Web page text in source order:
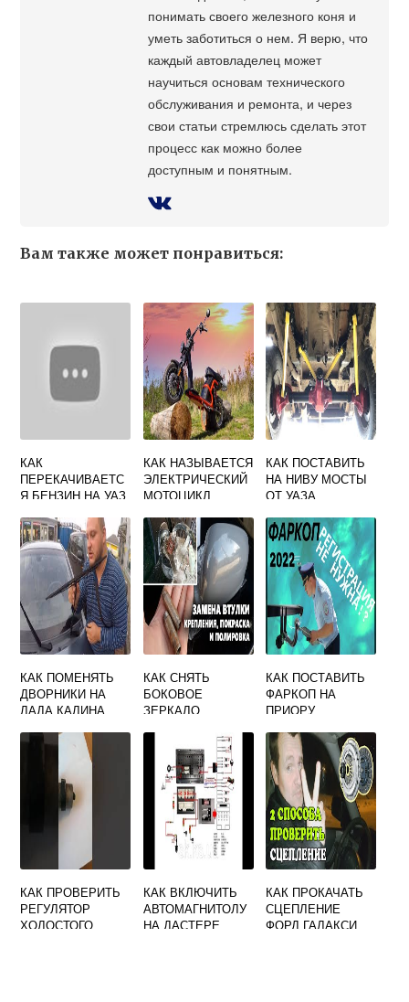
понимать своего железного коня и
уметь заботиться о нем. Я верю, что
каждый автовладелец может
научиться основам технического
обслуживания и ремонта, и через
свои статьи стремлюсь сделать этот
процесс как можно более
доступным и понятным.
Вам также может понравиться:
КАК
ПЕРЕКАЧИВАЕТС
Я БЕНЗИН НА УАЗ
ИНЖЕКТОР ИЗ
БАКА В БАК
КАК НАЗЫВАЕТСЯ
ЭЛЕКТРИЧЕСКИЙ
МОТОЦИКЛ
КАК ПОСТАВИТЬ
НА НИВУ МОСТЫ
ОТ УАЗА
КАК ПОМЕНЯТЬ
ДВОРНИКИ НА
ЛАДА КАЛИНА
КАК СНЯТЬ
БОКОВОЕ
ЗЕРКАЛО
КАК ПОСТАВИТЬ
ФАРКОП НА
ПРИОРУ
КАК ПРОВЕРИТЬ
РЕГУЛЯТОР
ХОЛОСТОГО
КАК ВКЛЮЧИТЬ
АВТОМАГНИТОЛУ
НА ДАСТЕРЕ
КАК ПРОКАЧАТЬ
СЦЕПЛЕНИЕ
ФОРД ГАЛАКСИ